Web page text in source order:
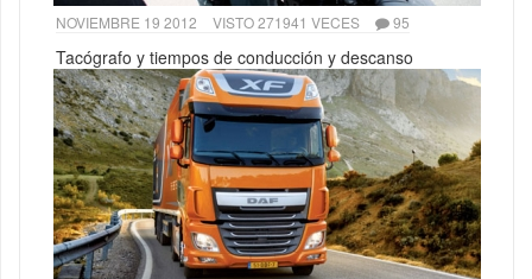
NOVIEMBRE 19 2012 VISTO 271941 VECES 95
Tacógrafo y tiempos de conducción y descanso